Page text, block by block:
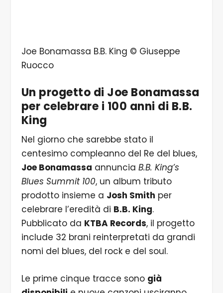
Joe Bonamassa B.B. King © Giuseppe
Ruocco
Un progetto di Joe Bonamassa
per celebrare i 100 anni di B.B.
King
Nel giorno che sarebbe stato il
centesimo compleanno del Re del blues,
Joe Bonamassa annuncia B.B. King’s
Blues Summit 100, un album tributo
prodotto insieme a Josh Smith per
celebrare l’eredità di B.B. King.
Pubblicato da KTBA Records, il progetto
include 32 brani reinterpretati da grandi
nomi del blues, del rock e del soul.
Le prime cinque tracce sono già